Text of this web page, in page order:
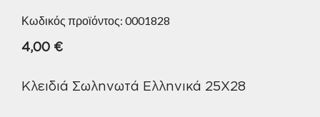
Κωδικός προϊόντος: 0001828
4,00 €
Κλειδιά Σωληνωτά Ελληνικά 25Χ28